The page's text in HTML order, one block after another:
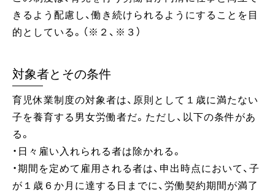
きるよう配慮し、働き続けられるようにすることを目
的としている。（※２、※３）
対象者とその条件
育児休業制度の対象者は、原則として１歳に満たない
子を養育する男女労働者だ。ただし、以下の条件があ
る。
・日々雇い入れられる者は除かれる。
・期間を定めて雇用される者は、申出時点において、子
が１歳６か月に達する日までに、労働契約期間が満了